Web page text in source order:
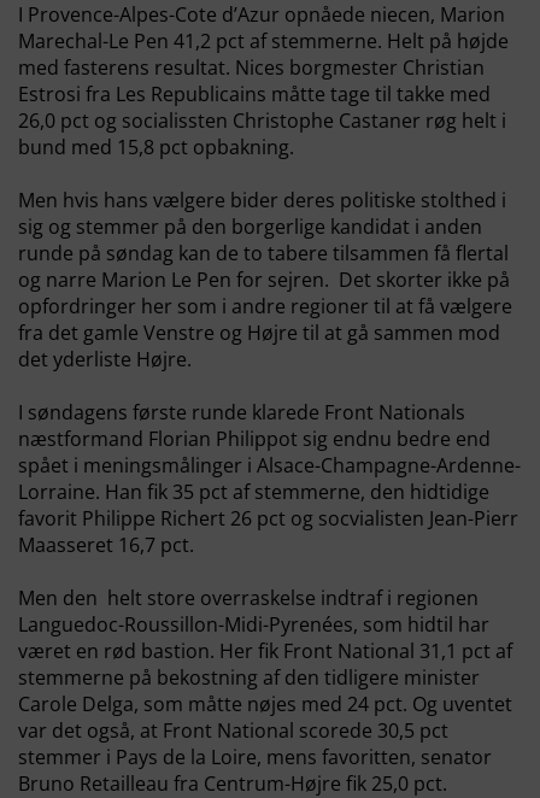
I Provence-Alpes-Cote d’Azur opnåede niecen, Marion
Marechal-Le Pen 41,2 pct af stemmerne. Helt på højde
med fasterens resultat. Nices borgmester Christian
Estrosi fra Les Republicains måtte tage til takke med
26,0 pct og socialissten Christophe Castaner røg helt i
bund med 15,8 pct opbakning.
Men hvis hans vælgere bider deres politiske stolthed i
sig og stemmer på den borgerlige kandidat i anden
runde på søndag kan de to tabere tilsammen få flertal
og narre Marion Le Pen for sejren. Det skorter ikke på
opfordringer her som i andre regioner til at få vælgere
fra det gamle Venstre og Højre til at gå sammen mod
det yderliste Højre.
I søndagens første runde klarede Front Nationals
næstformand Florian Philippot sig endnu bedre end
spået i meningsmålinger i Alsace-Champagne-Ardenne-
Lorraine. Han fik 35 pct af stemmerne, den hidtidige
favorit Philippe Richert 26 pct og socvialisten Jean-Pierr
Maasseret 16,7 pct.
Men den helt store overraskelse indtraf i regionen
Languedoc-Roussillon-Midi-Pyrenées, som hidtil har
været en rød bastion. Her fik Front National 31,1 pct af
stemmerne på bekostning af den tidligere minister
Carole Delga, som måtte nøjes med 24 pct. Og uventet
var det også, at Front National scorede 30,5 pct
stemmer i Pays de la Loire, mens favoritten, senator
Bruno Retailleau fra Centrum-Højre fik 25,0 pct.